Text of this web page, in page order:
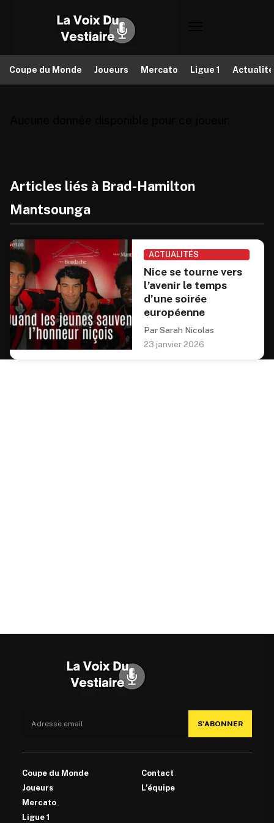
Coupe du Monde Joueurs Mercato Ligue 1
Articles liés à Brad-Hamilton
Mantsounga
ACTUALITÉS
Nice se tourne vers
l’avenir le temps
d’une soirée
européenne
Par Sarah Nicolas
23 janvier 2026
S'ABONNER
Coupe du Monde
Joueurs
Mercato
Ligue 1
Contact
L’équipe